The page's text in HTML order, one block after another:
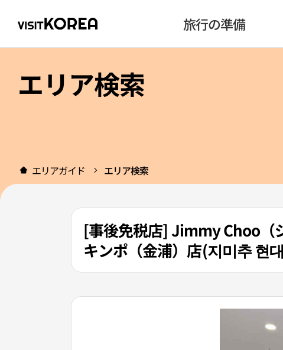
旅行の準備
エリア検索
エリアガイド エリア検索
[事後免税店] Jimmy Choo（
キンポ（金浦）店(지미추 현